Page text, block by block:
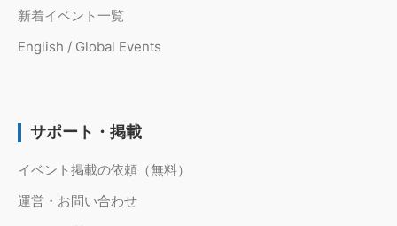
新着イベント一覧
English / Global Events
サポート・掲載
イベント掲載の依頼（無料）
運営・お問い合わせ